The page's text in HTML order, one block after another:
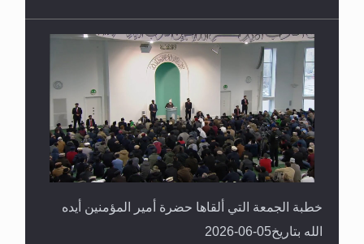
خطبة الجمعة التي ألقاها حضرة أمير المؤمنين أيده
الله بتاريخ05-06-2026